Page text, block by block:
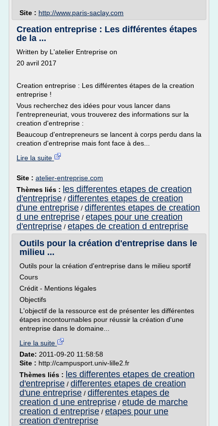
Site : http://www.paris-saclay.com
Creation entreprise : Les différentes étapes
de la ...
Written by L'atelier Entreprise on
20 avril 2017
Creation entreprise : Les différentes étapes de la creation
entreprise !
Vous recherchez des idées pour vous lancer dans
l'entrepreneuriat, vous trouverez des informations sur la
creation d'entreprise :
Beaucoup d'entrepreneurs se lancent à corps perdu dans la
creation d'entreprise mais font face à des...
Lire la suite
Site : atelier-entreprise.com
Thèmes liés : les differentes etapes de creation
d'entreprise / differentes etapes de creation
d'une entreprise / differentes etapes de creation
d une entreprise / etapes pour une creation
d'entreprise / etapes de creation d entreprise
Outils pour la création d'entreprise dans le
milieu ...
Outils pour la création d'entreprise dans le milieu sportif
Cours
Crédit - Mentions légales
Objectifs
L'objectif de la ressource est de présenter les différentes
étapes incontournables pour réussir la création d'une
entreprise dans le domaine...
Lire la suite
Date: 2011-09-20 11:58:58
Site : http://campusport.univ-lille2.fr
Thèmes liés : les differentes etapes de creation
d'entreprise / differentes etapes de creation
d'une entreprise / differentes etapes de
creation d une entreprise / etude de marche
creation d entreprise / etapes pour une
creation d'entreprise